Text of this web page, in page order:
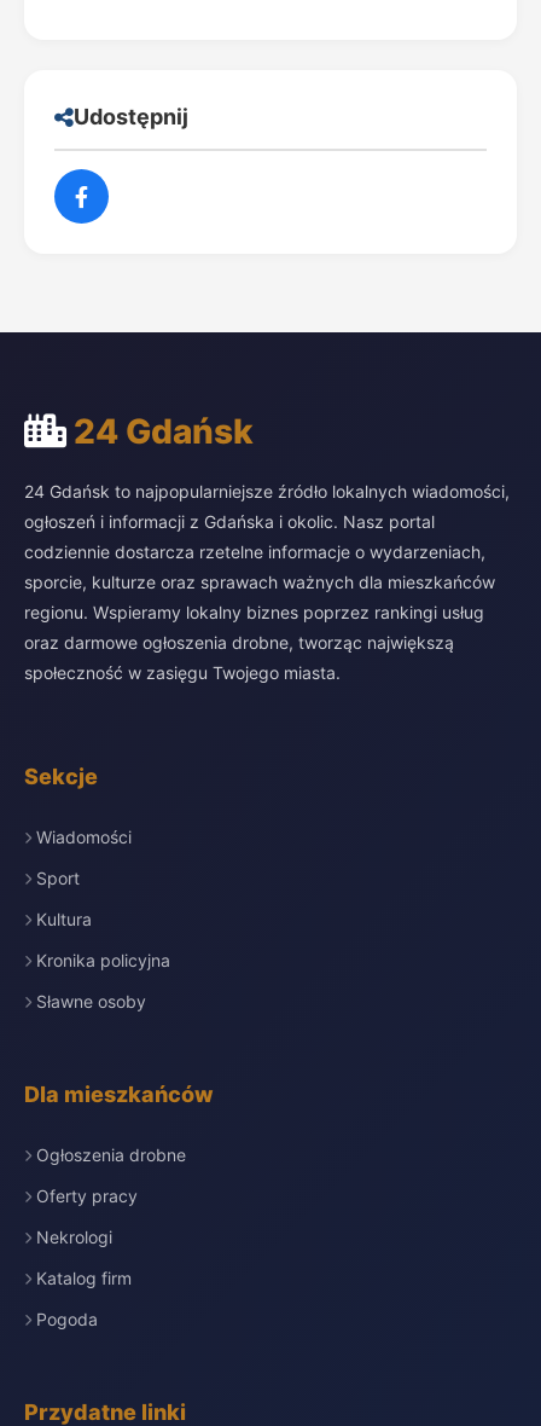
Udostępnij
24 Gdańsk
24 Gdańsk to najpopularniejsze źródło lokalnych wiadomości,
ogłoszeń i informacji z Gdańska i okolic. Nasz portal
codziennie dostarcza rzetelne informacje o wydarzeniach,
sporcie, kulturze oraz sprawach ważnych dla mieszkańców
regionu. Wspieramy lokalny biznes poprzez rankingi usług
oraz darmowe ogłoszenia drobne, tworząc największą
społeczność w zasięgu Twojego miasta.
Sekcje
Wiadomości
Sport
Kultura
Kronika policyjna
Sławne osoby
Dla mieszkańców
Ogłoszenia drobne
Oferty pracy
Nekrologi
Katalog firm
Pogoda
Przydatne linki